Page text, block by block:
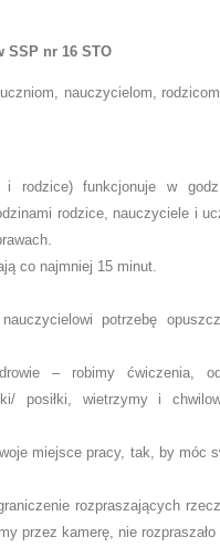
SSP nr 16 STO
nauczycielom,
i rodzice) funkcjonuje w
rodzice, nauczyciele i
co najmniej 15 minut.
potrzebę
– robimy ćwiczenia,
posiłki, wietrzymy i
miejsce pracy, tak, by móc
rozpraszających
przez kamerę, nie rozpraszało